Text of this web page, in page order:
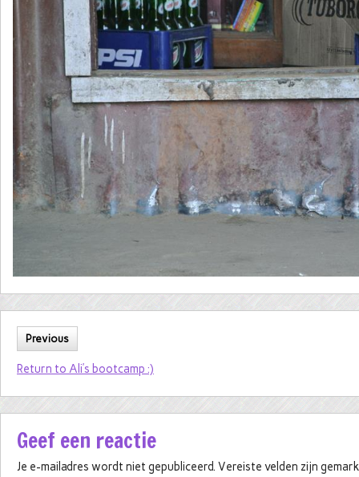
Previous
Return to Ali’s bootcamp :)
Geef een reactie
Je e-mailadres wordt niet gepubliceerd. Vereiste velden zijn